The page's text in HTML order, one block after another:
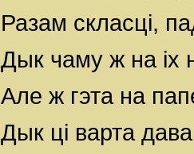
Разам скласці,
Дык чаму ж на іх
Але ж гэта на
Дык ці варта